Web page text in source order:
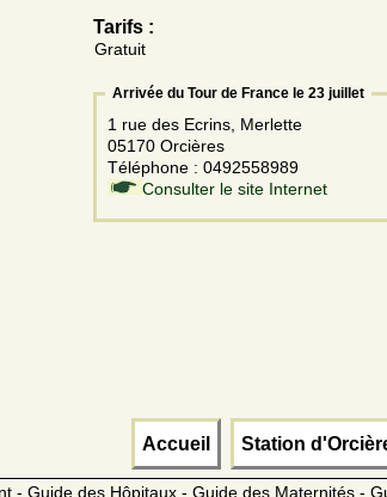
Tarifs :
Gratuit
Arrivée du Tour de France le 23 juillet
1 rue des Ecrins, Merlette
05170 Orcières
Téléphone : 0492558989
Consulter le site Internet
Accueil Station
- Guide des Hôpitaux - Guide des Maternités -